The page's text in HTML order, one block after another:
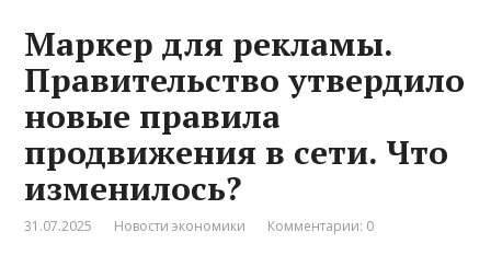
Маркер для рекламы.
Правительство утвердило
новые правила
продвижения в сети. Что
изменилось?
31.07.2025 Новости экономики Комментарии: 0